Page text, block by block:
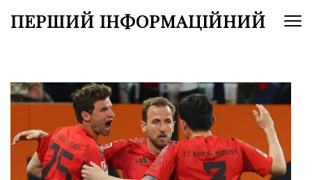
доПЕРШИЙ ІНФОРМАЦІЙНИЙ